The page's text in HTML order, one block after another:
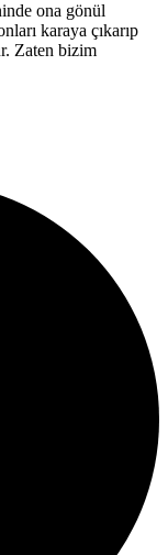
ona gönül
karaya çıkarıp
Zaten bizim